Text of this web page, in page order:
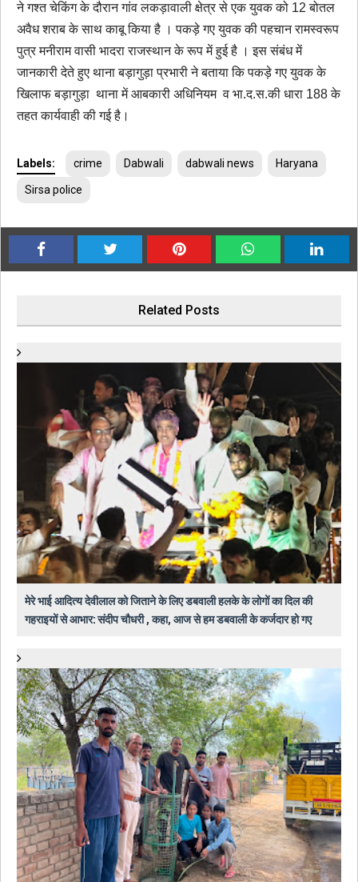
ने गश्त चेकिंग के दौरान गांव लकड़ावाली क्षेत्र से एक युवक को 12 बोतल
अवैध शराब के साथ काबू किया है । पकड़े गए युवक की पहचान रामस्वरूप
पुत्र मनीराम वासी भादरा राजस्थान के रूप में हुई है । इस संबंध में
जानकारी देते हुए थाना बड़ागुड़ा प्रभारी ने बताया कि पकड़े गए युवक के
खिलाफ बड़ागुड़ा थाना में आबकारी अधिनियम व भा.द.स.की धारा 188 के
तहत कार्यवाही की गई है।
Labels: crime Dabwali dabwali news Haryana
Sirsa police
Related Posts
मेरे भाई आदित्य देवीलाल को जिताने के लिए डबवाली हलके के लोगों का दिल की
गहराइयों से आभार: संदीप चौधरी , कहा, आज से हम डबवाली के कर्जदार हो गए